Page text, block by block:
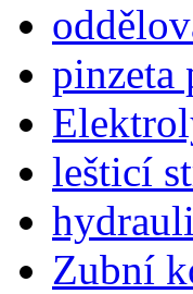
pinzeta
lešticí
Zubní